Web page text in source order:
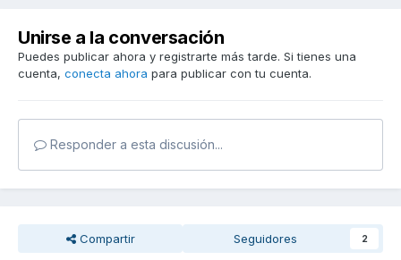
Unirse a la conversación
Puedes publicar ahora y registrarte más tarde. Si tienes una
cuenta, conecta ahora para publicar con tu cuenta.
Responder a esta discusión...
Compartir Seguidores 2